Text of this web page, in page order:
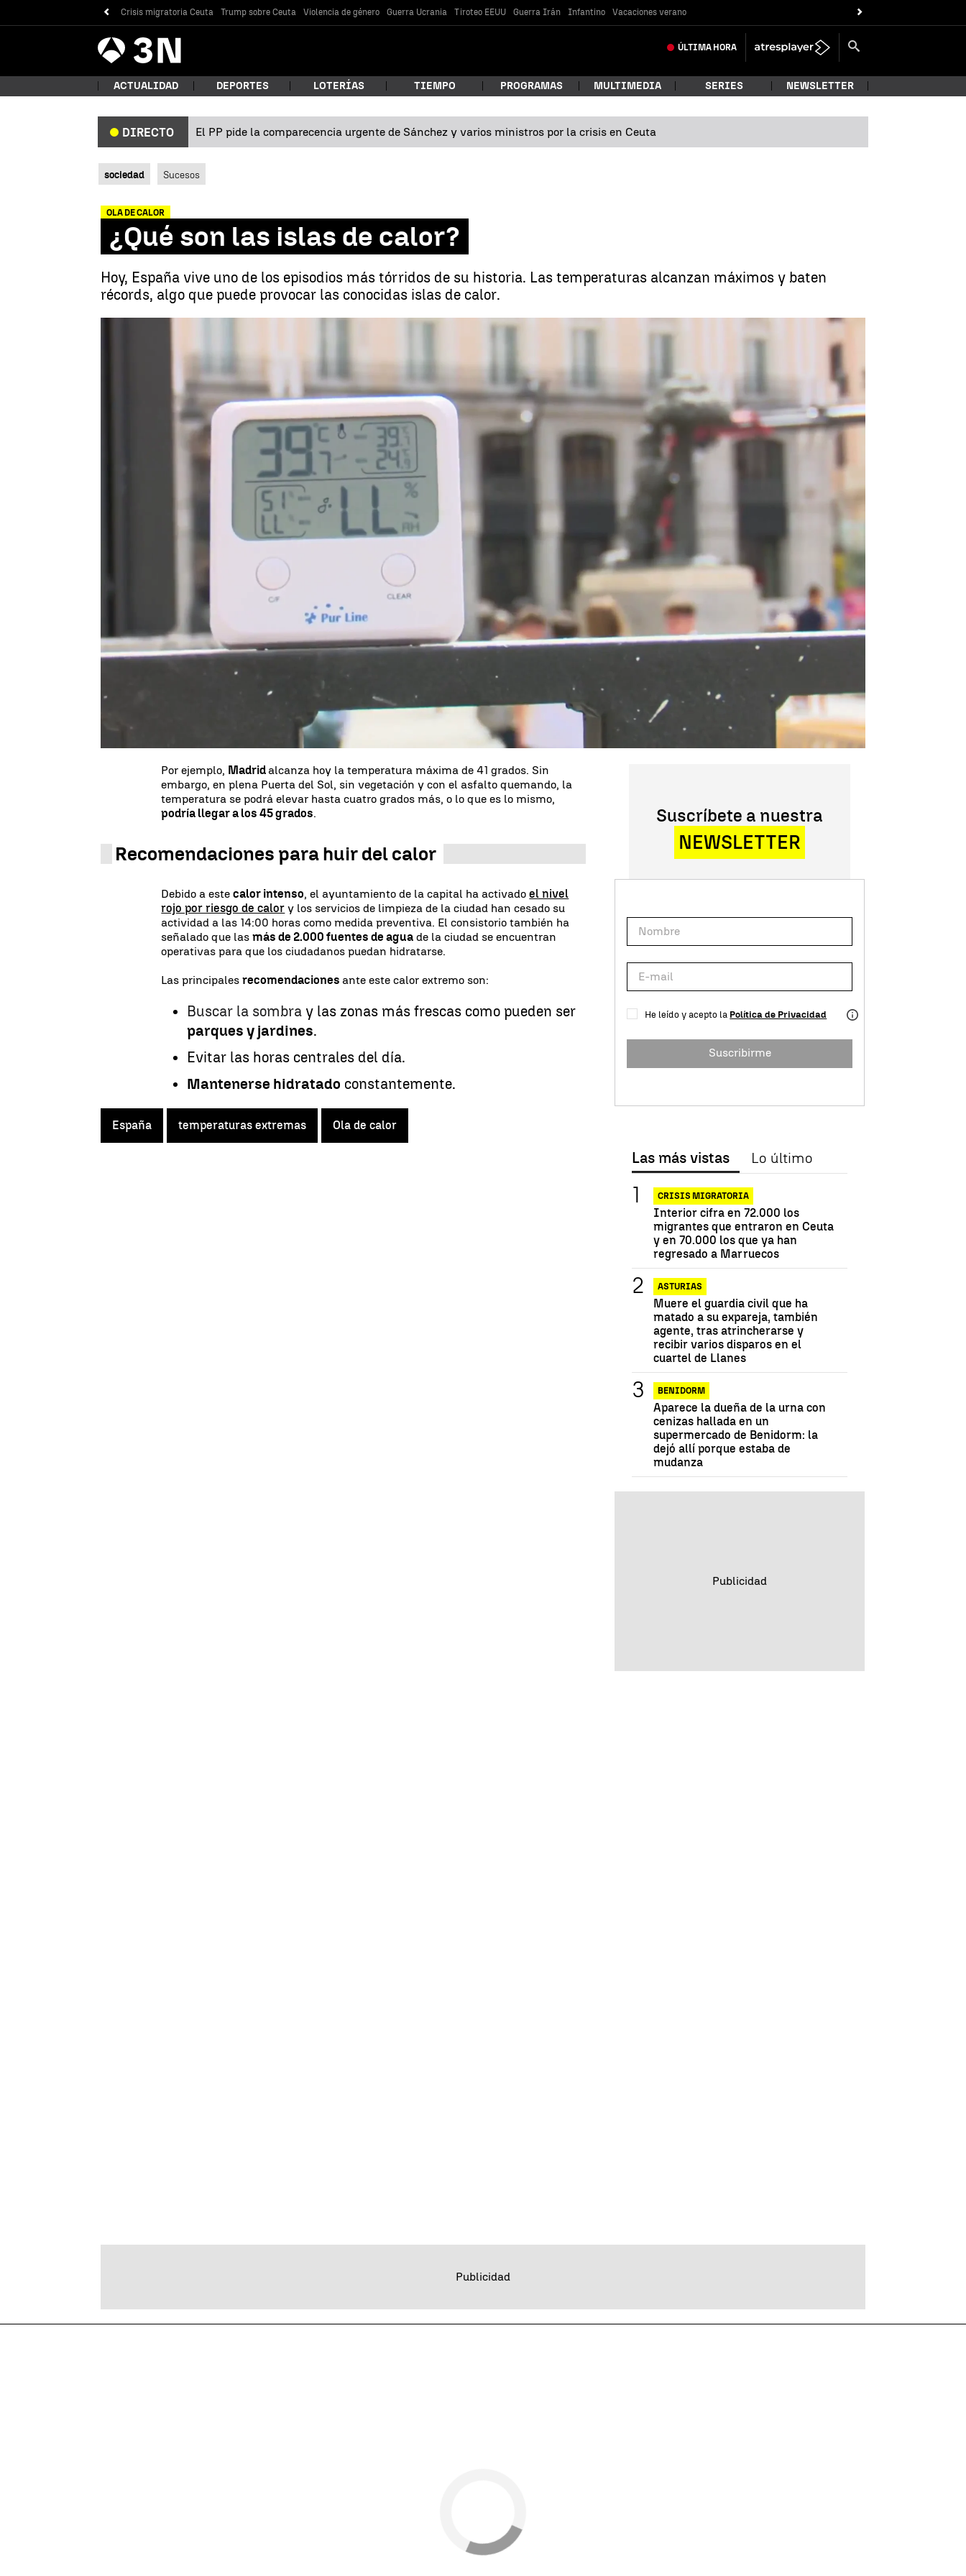
Crisis migratoria Ceuta Trump sobre Ceuta Violencia de género Guerra Ucrania Tiroteo EEUU Guerra Irán Infantino Vacaciones verano
Antena
3 Noticias ÚLTIMA HORA
Buscar
ACTUALIDAD DEPORTES LOTERÍAS TIEMPO PROGRAMAS MULTIMEDIA SERIES NEWSLETTER
DIRECTO El PP pide la comparecencia urgente de Sánchez y varios ministros por la crisis en Ceuta
sociedad Sucesos
OLA DE CALOR
¿Qué son las islas de calor?
Hoy, España vive uno de los episodios más tórridos de su historia. Las temperaturas alcanzan máximos y baten
récords, algo que puede provocar las conocidas islas de calor.
Ciudades como Madrid sufren las denominadas islas de calor |
Linkedin
Llega el verano y llega el calor. Las altas temperaturas de principios de agosto
tienen a nuestro país con
el mercurio batiendo récords
. Estos días, ciudades
como Madrid se llevan la peor parte de estaola de calor.Además, a ciudades de
estas características se le suma el efecto isla de calor.
Las islas de calor son muy habituales
ciudades, pero, ¿en qué se traduce este término? Te lo contamos. Las islas de
calor son un efecto provocado por el calor extremo, cuando la temperatura se
percibe más calurosa de lo que marca el termómetro debido a lafalta de
Por ejemplo, Madrid alcanza hoy la temperatura máxima de 41 grados. Sin
embargo, en plena Puerta del Sol, sin vegetación y con el asfalto quemando, la
temperatura se podrá elevar hasta cuatro grados más, o lo que es lo mismo,
podría llegar a los 45 grados.
Recomendaciones para huir del calor
Debido a estecalor intenso, el ayuntamiento de la capital ha activadoel nivel
rojo por riesgo de calor y los servicios de limpieza de la ciudad han cesado su
actividad a las 14:00 horas como medida preventiva. El consistorio también ha
señalado que lasmás de 2.000 fuentes de agua de la ciudad se encuentran
operativas para que los ciudadanos puedan hidratarse.
Las principalesrecomendaciones ante este calor extremo son:
Buscar la sombray las zonas más frescas como pueden ser
parques y jardines.
Evitar las horas centrales del día.
Mantenerse hidratado constantemente.
España temperaturas extremas Ola de calor
Suscríbete a nuestra
NEWSLETTER
He leído y acepto la Política de Privacidad
Suscribirme
Las más vistas Lo último
CRISIS MIGRATORIA
Interior cifra en 72.000 los
migrantes que entraron en Ceuta
y en 70.000 los que ya han
regresado a Marruecos
ASTURIAS
Muere el guardia civil que ha
matado a su expareja, también
agente, tras atrincherarse y
recibir varios disparos en el
cuartel de Llanes
BENIDORM
Aparece la dueña de la urna con
cenizas hallada en un
supermercado de Benidorm: la
dejó allí porque estaba de
mudanza